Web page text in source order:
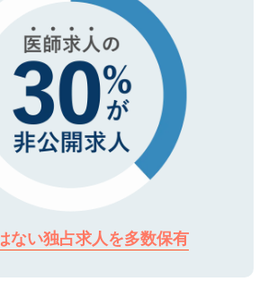
ない独占求人を多数保有